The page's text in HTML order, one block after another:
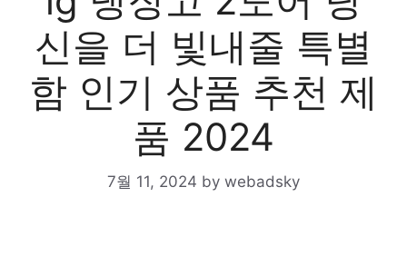
신을 더 빛내줄 특별
함 인기 상품 추천 제
품 2024
7월 11, 2024 by webadsky